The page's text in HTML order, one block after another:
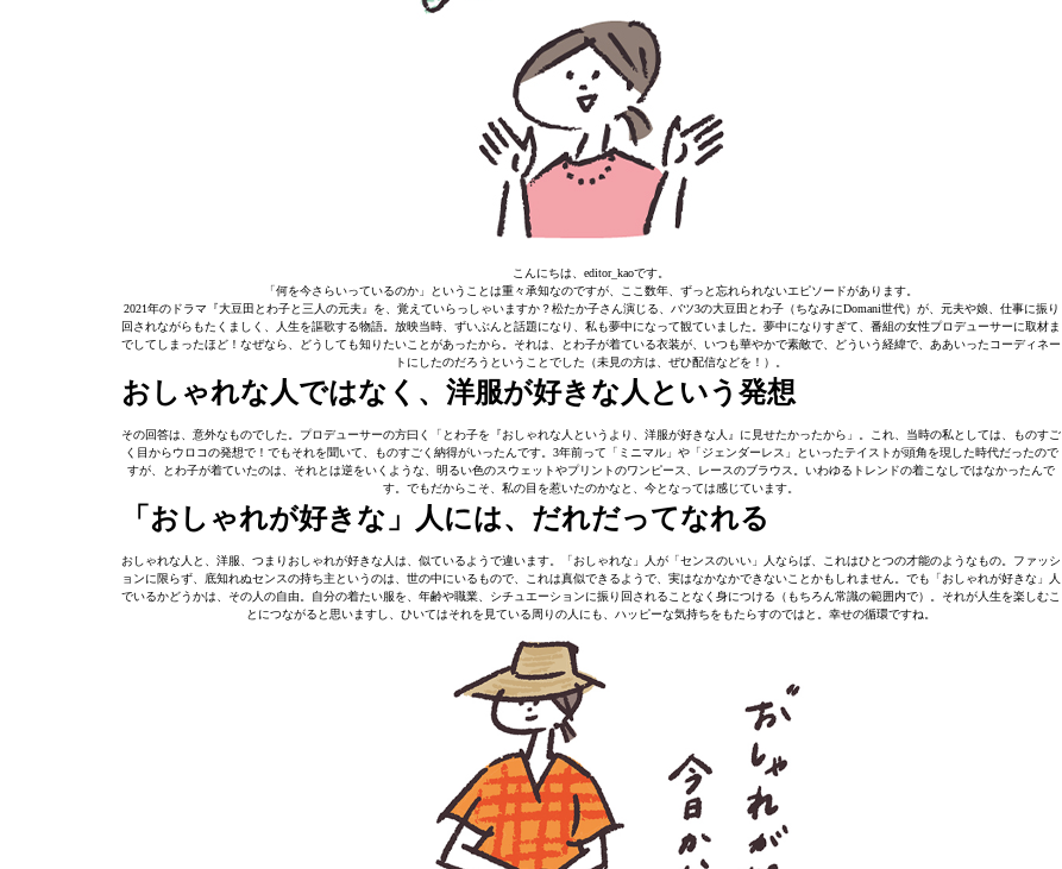
こんにちは、editor_kaoです。
「何を今さらいっているのか」ということは重々承知なのですが、ここ数年、ずっと忘れられないエピソードがあります。
2021年のドラマ『大豆田とわ子と三人の元夫』を、覚えていらっしゃいますか？松たか子さん演じる、バツ3の大豆田とわ子（ちなみにDomani世代）が、元夫や娘、仕事に振り
回されながらもたくましく、人生を謳歌する物語。放映当時、ずいぶんと話題になり、私も夢中になって観ていました。夢中になりすぎて、番組の女性プロデューサーに取材ま
でしてしまったほど！なぜなら、どうしても知りたいことがあったから。それは、とわ子が着ている衣装が、いつも華やかで素敵で、どういう経緯で、ああいったコーディネー
トにしたのだろうということでした（未見の方は、ぜひ配信などを！）。
おしゃれな人ではなく、洋服が好きな人という発想
その回答は、意外なものでした。プロデューサーの方曰く「とわ子を『おしゃれな人というより、洋服が好きな人』に見せたかったから」。これ、当時の私としては、ものすご
く目からウロコの発想で！でもそれを聞いて、ものすごく納得がいったんです。3年前って「ミニマル」や「ジェンダーレス」といったテイストが頭角を現した時代だったので
すが、とわ子が着ていたのは、それとは逆をいくような、明るい色のスウェットやプリントのワンピース、レースのブラウス。いわゆるトレンドの着こなしではなかったんで
す。でもだからこそ、私の目を惹いたのかなと、今となっては感じています。
「おしゃれが好きな」人には、だれだってなれる
おしゃれな人と、洋服、つまりおしゃれが好きな人は、似ているようで違います。「おしゃれな」人が「センスのいい」人ならば、これはひとつの才能のようなもの。ファッシ
ョンに限らず、底知れぬセンスの持ち主というのは、世の中にいるもので、これは真似できるようで、実はなかなかできないことかもしれません。でも「おしゃれが好きな」人
でいるかどうかは、その人の自由。自分の着たい服を、年齢や職業、シチュエーションに振り回されることなく身につける（もちろん常識の範囲内で）。それが人生を楽しむこ
とにつながると思いますし、ひいてはそれを見ている周りの人にも、ハッピーな気持ちをもたらすのではと。幸せの循環ですね。